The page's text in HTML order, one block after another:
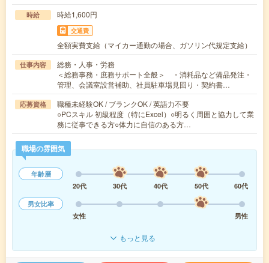
時給 時給1,600円
交通費
全額実費支給（マイカー通勤の場合、ガソリン代規定支給）
仕事内容
総務・人事・労務
＜総務事務・庶務サポート全般＞ ・消耗品など備品発注・
管理、会議室設営補助、社員駐車場見回り・契約書…
応募資格
職種未経験OK / ブランクOK / 英語力不要
○PCスキル 初級程度（特にExcel）○明るく周囲と協力して業
務に従事できる方○体力に自信のある方…
職場の雰囲気
年齢層
20代
30代 40代 50代
60代
男女比率
女性
男性
もっと見る